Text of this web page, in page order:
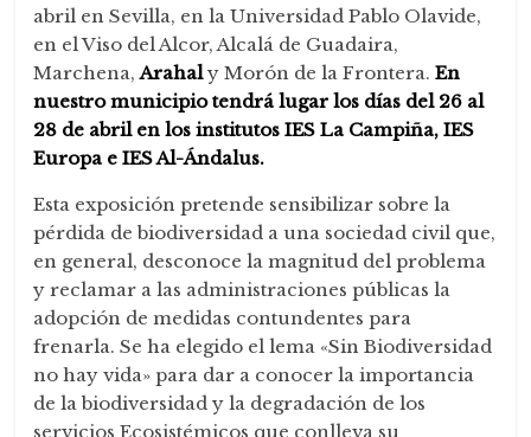
abril en Sevilla, en la Universidad Pablo Olavide,
en el Viso del Alcor, Alcalá de Guadaira,
Marchena,Arahal y Morón de la Frontera.En
nuestro municipio tendrá lugar los días del 26 al
28 de abril en los institutos IES La Campiña, IES
Europa e IES Al-Ándalus.
Esta exposición pretende sensibilizar sobre la
pérdida de biodiversidad a una sociedad civil que,
en general, desconoce la magnitud del problema
y reclamar a las administraciones públicas la
adopción de medidas contundentes para
frenarla. Se ha elegido el lema «Sin Biodiversidad
no hay vida» para dar a conocer la importancia
de la biodiversidad y la degradación de los
servicios Ecosistémicos que conlleva su